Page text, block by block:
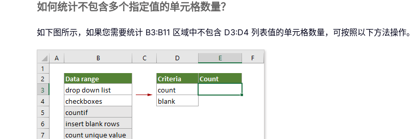
如何统计不包含多个指定值的单元格数量？
如下图所示，如果您需要统计 B3:B11 区域中不包含 D3:D4 列表值的单元格数量，可按照以下方法操作。